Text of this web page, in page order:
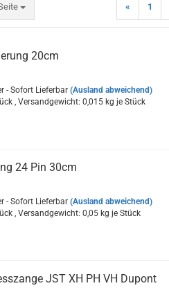
« 1
20cm
- Sofort Lieferbar (Ausland abweichend)
, Versandgewicht: 0,015 kg je Stück
24 Pin 30cm
- Sofort Lieferbar (Ausland abweichend)
, Versandgewicht: 0,05 kg je Stück
JST XH PH VH Dupont